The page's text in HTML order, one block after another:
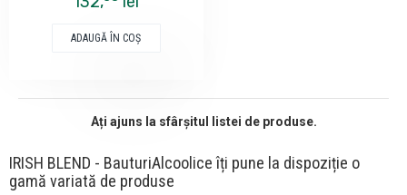
ADAUGĂ ÎN COŞ
Ați ajuns la sfârșitul listei de produse.
IRISH BLEND - BauturiAlcoolice îți pune la dispoziție o
gamă variată de produse